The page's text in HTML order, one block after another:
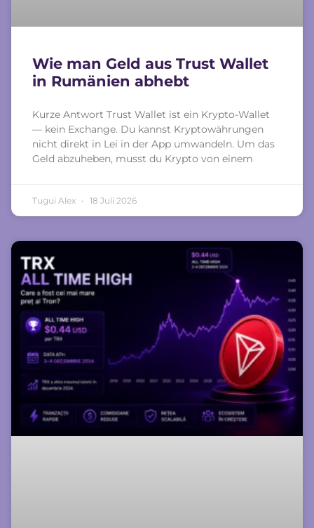
Wie man Geld aus Trust Wallet
in Rumänien abhebt
Kurze Antwort Trust Wallet ist ein Krypto-Wallet
— kein Exchange. Du kannst Kryptowährungen
nicht direkt in Lei in der App umwandeln. Um das
Geld abzuheben, musst du Krypto von einem
Tugui Alex 18 Juli 2026